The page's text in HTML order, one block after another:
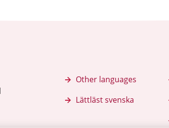
Other languages
Lättläst svenska